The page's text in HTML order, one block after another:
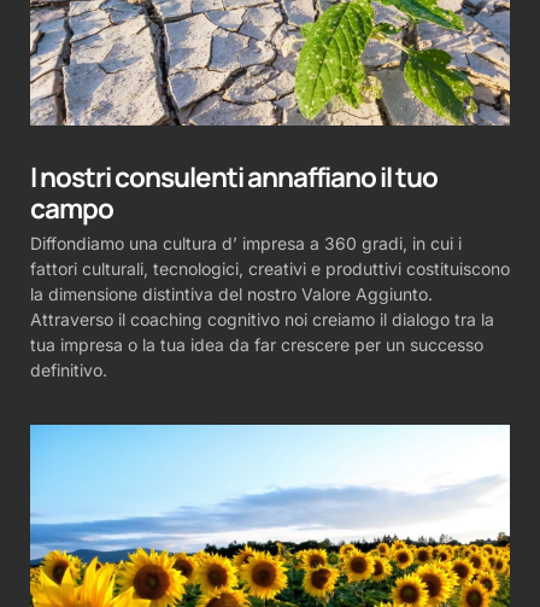
I nostri consulenti annaffiano il tuo
campo
Diffondiamo una cultura d’ impresa a 360 gradi, in cui i
fattori culturali, tecnologici, creativi e produttivi costituiscono
la dimensione distintiva del nostro Valore Aggiunto.
Attraverso il coaching cognitivo noi creiamo il dialogo tra la
tua impresa o la tua idea da far crescere per un successo
definitivo.